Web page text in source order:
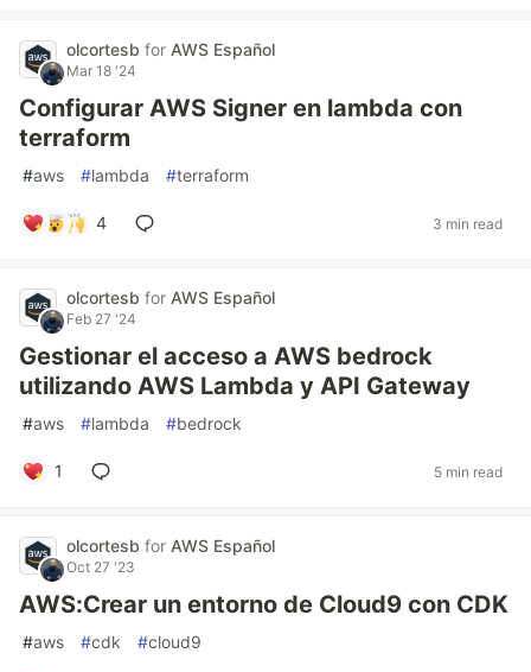
olcortesb for AWS Español
Mar 18 '24
Configurar AWS Signer en lambda con
terraform
#aws #lambda #terraform
4 3 min read
olcortesb for AWS Español
Feb 27 '24
Gestionar el acceso a AWS bedrock
utilizando AWS Lambda y API Gateway
#aws #lambda #bedrock
1 5 min read
olcortesb for AWS Español
Oct 27 '23
AWS:Crear un entorno de Cloud9 con CDK
#aws #cdk #cloud9